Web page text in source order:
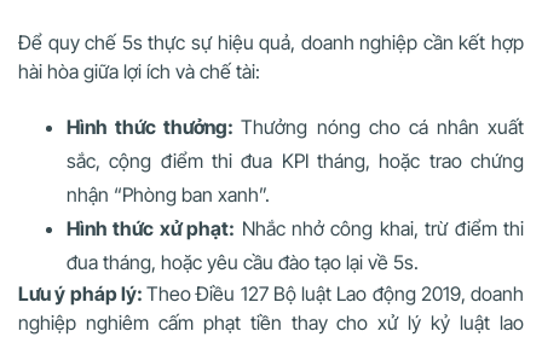
Để quy chế 5s thực sự hiệu quả, doanh nghiệp cần kết hợp
hài hòa giữa lợi ích và chế tài:
Hình thức thưởng:Thưởng nóng cho cá nhân xuất
sắc, cộng điểm thi đua KPI tháng, hoặc trao chứng
nhận “Phòng ban xanh”.
Hình thức xử phạt: Nhắc nhở công khai, trừ điểm thi
đua tháng, hoặc yêu cầu đào tạo lại về 5s.
Lưu ý pháp lý: Theo Điều 127 Bộ luật Lao động 2019, doanh
nghiệp nghiêm cấm phạt tiền thay cho xử lý kỷ luật lao